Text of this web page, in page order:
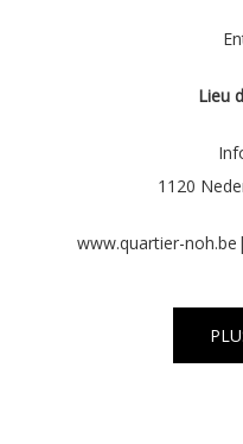
Lieu
1120
www.quartier-noh.be|